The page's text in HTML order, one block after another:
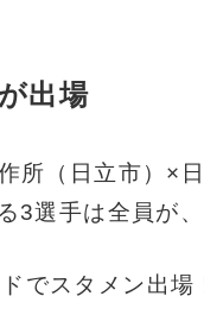
出場
所（日立市）×
3選手は全員が、
でスタメン出場